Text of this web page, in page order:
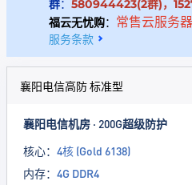
群： 580944423(2群)，
福云无忧购： 常售云服务
服务条款
襄阳电信高防 标准型
襄阳电信机房 · 200G超级防护
核心： 4核 (Gold 6138)
内存： 4G DDR4